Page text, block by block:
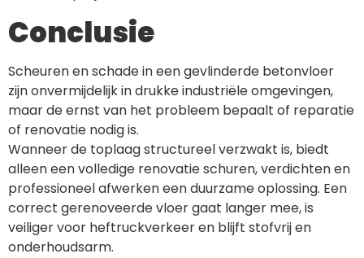
Conclusie
Scheuren en schade in een gevlinderde betonvloer
zijn onvermijdelijk in drukke industriële omgevingen,
maar de ernst van het probleem bepaalt of reparatie
of renovatie nodig is.
Wanneer de toplaag structureel verzwakt is, biedt
alleen een volledige renovatie schuren, verdichten en
professioneel afwerken een duurzame oplossing. Een
correct gerenoveerde vloer gaat langer mee, is
veiliger voor heftruckverkeer en blijft stofvrij en
onderhoudsarm.